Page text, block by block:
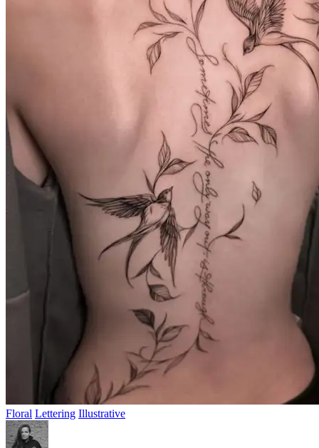
Floral Lettering Illustrative